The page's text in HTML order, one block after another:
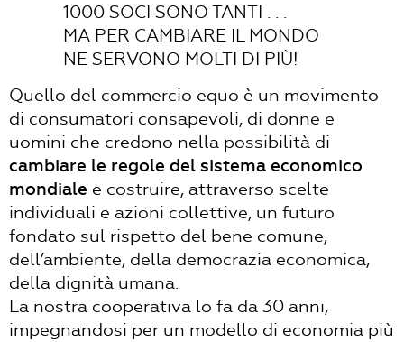
1000 SOCI SONO TANTI . . .
MA PER CAMBIARE IL MONDO
NE SERVONO MOLTI DI PIÙ!
Quello del commercio equo è un movimento
di consumatori consapevoli, di donne e
uomini che credono nella possibilità di
cambiare le regole del sistema economico
mondiale e costruire, attraverso scelte
individuali e azioni collettive, un futuro
fondato sul rispetto del bene comune,
dell’ambiente, della democrazia economica,
della dignità umana.
La nostra cooperativa lo fa da 30 anni,
impegnandosi per un modello di economia più